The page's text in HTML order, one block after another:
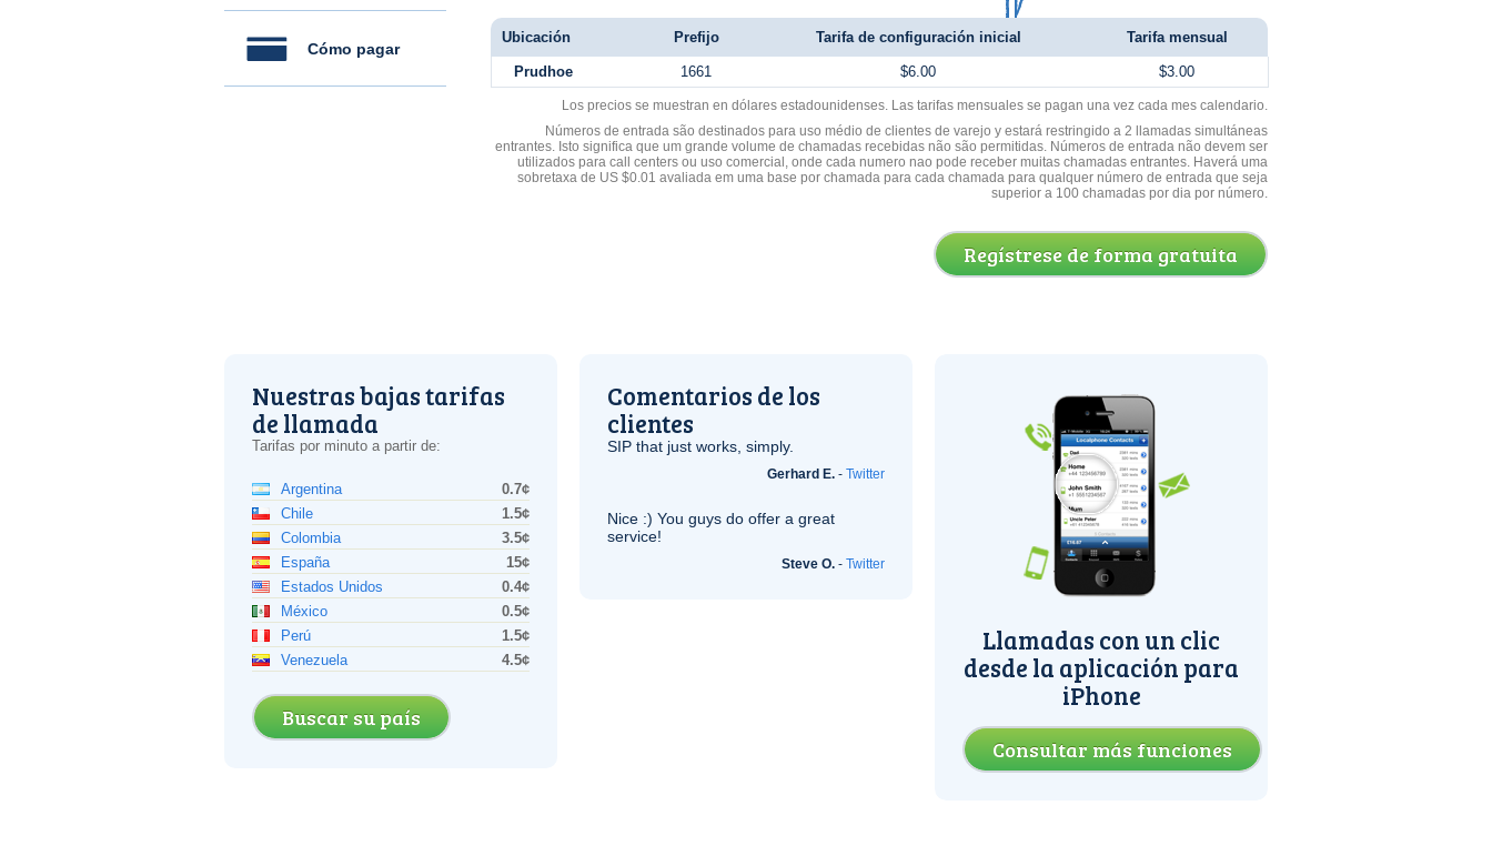
Cómo pagar
Ubicación Prefijo Tarifa de configuración inicial Tarifa mensual
Prudhoe 1661 $6.00 $3.00
Los precios se muestran en dólares estadounidenses. Las tarifas mensuales se pagan una vez cada mes calendario.
Números de entrada são destinados para uso médio de clientes de varejo y estará restringido a 2 llamadas simultáneas
entrantes. Isto significa que um grande volume de chamadas recebidas não são permitidas. Números de entrada não devem ser
utilizados para call centers ou uso comercial, onde cada numero nao pode receber muitas chamadas entrantes. Haverá uma
sobretaxa de US $0.01 avaliada em uma base por chamada para cada chamada para qualquer número de entrada que seja
superior a 100 chamadas por dia por número.
Regístrese de forma gratuita
Nuestras bajas tarifas
de llamada
Tarifas por minuto a partir de:
Argentina
0.7¢
Chile
1.5¢
Colombia
3.5¢
España
15¢
Estados Unidos
0.4¢
México
0.5¢
Perú
1.5¢
Venezuela
4.5¢
Buscar su país
Comentarios de los
clientes
SIP that just works, simply.
Gerhard E. - Twitter
Nice :) You guys do offer a great
service!
Steve O. - Twitter
Llamadas con un clic
desde la aplicación para
iPhone
Consultar más funciones